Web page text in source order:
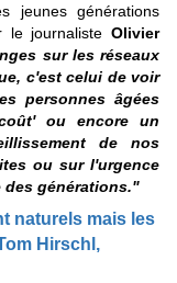
jeunes générations
le journaliste Olivier
sur les réseaux
c'est celui de voir
personnes âgées
ou encore un
de nos
ou sur l'urgence
des générations."
naturels mais les
Hirschl,